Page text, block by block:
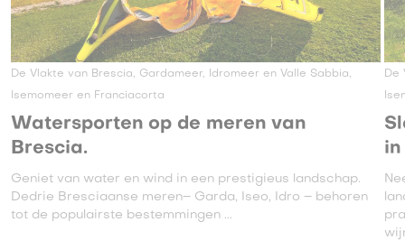
De Vlakte van Brescia, Gardameer, Idromeer en Valle Sabbia,
Isemomeer en Franciacorta
Watersporten op de meren van
Brescia.
Geniet van water en wind in een prestigieus landschap.
Dedrie Bresciaanse meren– Garda, Iseo, Idro – behoren
tot de populairste bestemmingen ...
De
in